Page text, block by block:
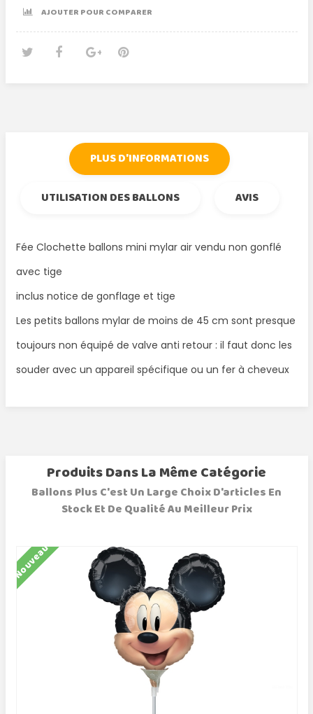
AJOUTER POUR COMPARER
PLUS D'INFORMATIONS
UTILISATION DES BALLONS
AVIS
Fée Clochette ballons mini mylar air vendu non gonflé
avec tige
inclus notice de gonflage et tige
Les petits ballons mylar de moins de 45 cm sont presque
toujours non équipé de valve anti retour : il faut donc les
souder avec un appareil spécifique ou un fer à cheveux
Produits Dans La Même Catégorie
Ballons Plus C'est Un Large Choix D'articles En
Stock Et De Qualité Au Meilleur Prix
Nouveau